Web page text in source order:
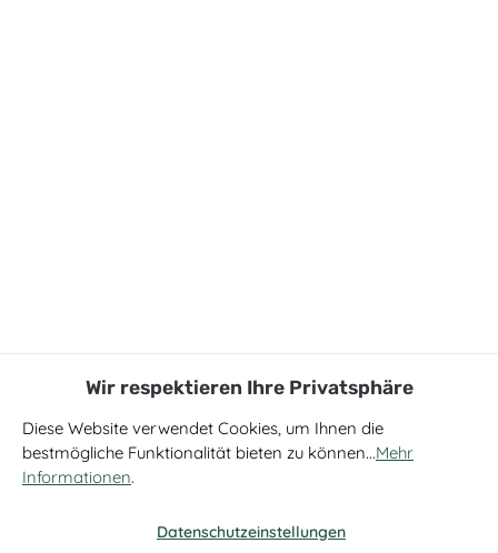
Wir respektieren Ihre Privatsphäre
Diese Website verwendet Cookies, um Ihnen die
bestmögliche Funktionalität bieten zu können...Mehr
Informationen.
Datenschutzeinstellungen